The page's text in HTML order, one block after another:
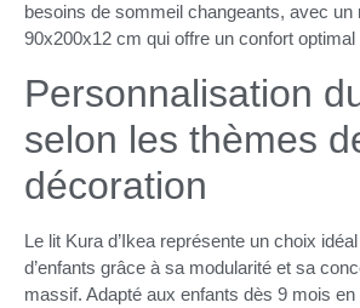
besoins de sommeil changeants, avec un
90x200x12 cm qui offre un confort optimal
Personnalisation
selon les thèmes
décoration
Le lit Kura d’Ikea représente un choix
d’enfants grâce à sa modularité et sa
massif. Adapté aux enfants dès 9 mois